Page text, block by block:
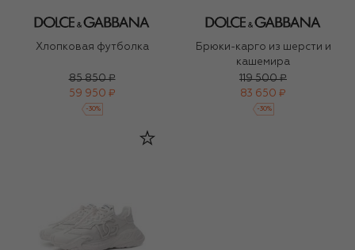
Хлопковая футболка
85 850 ₽
59 950 ₽
-30%
Брюки-карго из шерсти и
кашемира
119 500 ₽
83 650 ₽
-30%